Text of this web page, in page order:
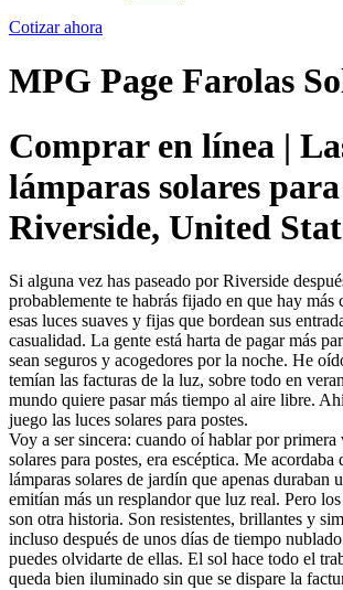
Cotizar ahora
MPG Page Farolas
Comprar en línea |
lámparas solares para
Riverside, United
Si alguna vez has paseado por Riverside
probablemente te habrás fijado en que hay más
esas luces suaves y fijas que bordean sus
casualidad. La gente está harta de pagar más
sean seguros y acogedores por la noche. He
temían las facturas de la luz, sobre todo en
mundo quiere pasar más tiempo al aire libre.
juego las luces solares para postes.
Voy a ser sincera: cuando oí hablar por primera
solares para postes, era escéptica. Me acordaba
lámparas solares de jardín que apenas duraban
emitían más un resplandor que luz real. Pero
son otra historia. Son resistentes, brillantes y
incluso después de unos días de tiempo
puedes olvidarte de ellas. El sol hace todo el
queda bien iluminado sin que se dispare la